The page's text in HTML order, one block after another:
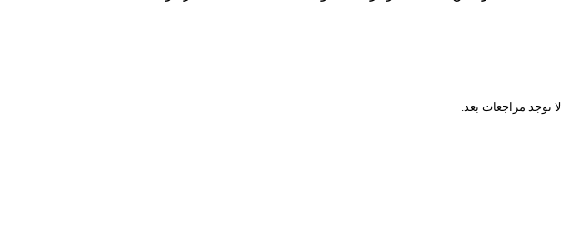
لا توجد مراجعات بعد.